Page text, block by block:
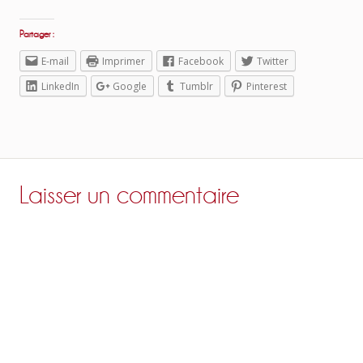
Partager :
E-mail Imprimer Facebook
Twitter
LinkedIn
Google Tumblr Pinterest
Laisser un commentaire